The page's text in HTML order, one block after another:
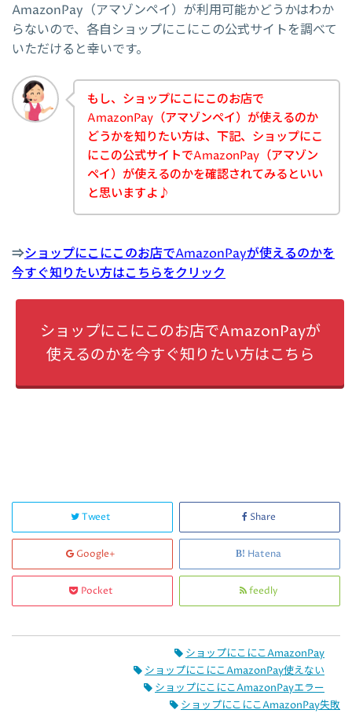
AmazonPay（アマゾンペイ）が利用可能かどうかはわか
らないので、各自ショップにこにこの公式サイトを調べて
いただけると幸いです。
もし、ショップにこにこのお店で
AmazonPay（アマゾンペイ）が使えるのか
どうかを知りたい方は、下記、ショップにこ
にこの公式サイトでAmazonPay（アマゾン
ペイ）が使えるのかを確認されてみるといい
と思いますよ♪
⇒ショップにこにこのお店でAmazonPayが使えるのかを
今すぐ知りたい方はこちらをクリック
ショップにこにこのお店でAmazonPayが
使えるのかを今すぐ知りたい方はこちら
Tweet Share
Google+ Hatena
Pocket feedly
ショップにこにこAmazonPay
ショップにこにこAmazonPay使えない
ショップにこにこAmazonPayエラー
ショップにこにこAmazonPay失敗